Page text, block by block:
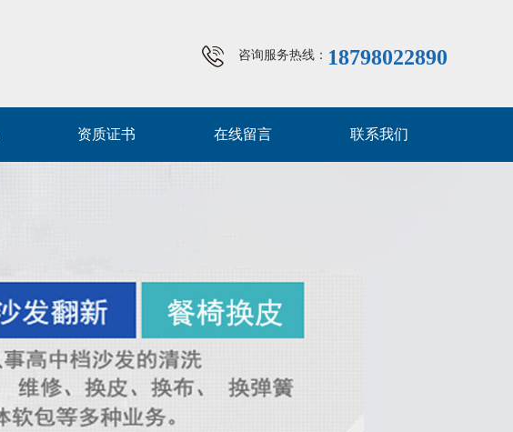
咨询服务热线： 18798022890
资质证书 在线留言 联系我们